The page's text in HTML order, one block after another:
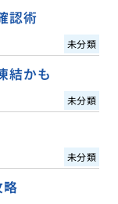
認術
未分類
結かも
未分類
未分類
略